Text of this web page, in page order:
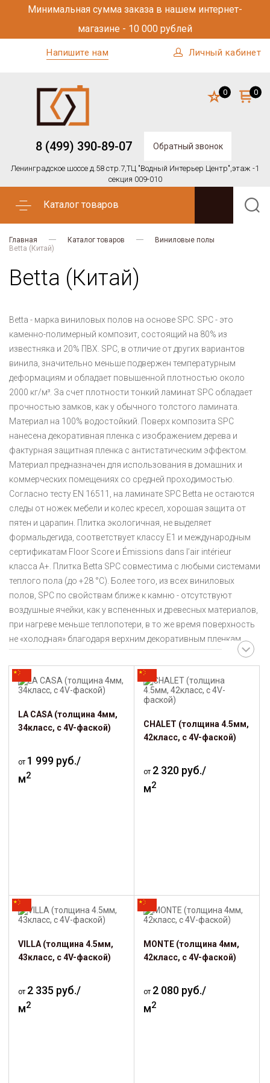
Минимальная сумма заказа в нашем интернет-
магазине - 10 000 рублей
Напишите нам Личный кабинет
8 (499) 390-89-07 Обратный звонок
Ленинградское шоссе д.58 стр.7,ТЦ "Водный Интерьер Центр",этаж -1
секция 009-010
0 0
Каталог товаров
Главная Каталог товаров
Виниловые полы
Betta (Китай)
Betta (Китай)
Betta - марка виниловых полов на основе SPC. SPC - это
каменно-полимерный композит, состоящий на 80% из
известняка и 20% ПВХ. SPC, в отличие от других вариантов
винила, значительно меньше подвержен температурным
деформациям и обладает повышенной плотностью около
2000 кг/м³. За счет плотности тонкий ламинат SPC обладает
прочностью замков, как у обычного толстого ламината.
Материал на 100% водостойкий. Поверх композита SPC
нанесена декоративная пленка с изображением дерева и
фактурная защитная пленка с антистатическим эффектом.
Материал предназначен для использования в домашних и
коммерческих помещениях со средней проходимостью.
Согласно тесту EN 16511, на ламинате SPC Betta не остаются
следы от ножек мебели и колес кресел, хорошая защита от
пятен и царапин. Плитка экологичная, не выделяет
формальдегида, соответствует классу E1 и международным
сертификатам Floor Score и Émissions dans l’air intérieur
класса A+. Плитка Betta SPC совместима с любыми системами
теплого пола (до +28 °C). Более того, из всех виниловых
полов, SPC по свойствам ближе к камню - отсутствуют
воздушные ячейки, как у вспененных и древесных материалов,
при нагреве меньше теплопотери, в то же время поверхность
не «холодная» благодаря верхним декоративным пленкам.
LA CASA (толщина 4мм,
34класс, с 4V-фаской)
от 1 999 руб./
м2
CHALET (толщина 4.5мм,
42класс, с 4V-фаской)
от 2 320 руб./
м2
VILLA (толщина 4.5мм,
43класс, с 4V-фаской)
от 2 335 руб./
м2
MONTE (толщина 4мм,
42класс, с 4V-фаской)
от 2 080 руб./
м2